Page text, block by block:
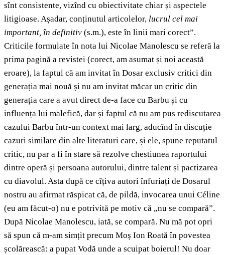
sînt consistente, vizînd cu obiectivitate chiar și aspectele
litigioase. Așadar, conținutul articolelor, lucrul cel mai
important, în definitiv (s.m.), este în linii mari corect”.
Criticile formulate în nota lui Nicolae Manolescu se referă la
prima pagină a revistei (corect, am asumat și noi această
eroare), la faptul că am invitat în Dosar exclusiv critici din
generația mai nouă și nu am invitat măcar un critic din
generația care a avut direct de-a face cu Barbu și cu
influența lui malefică, dar și faptul că nu am pus rediscutarea
cazului Barbu într-un context mai larg, aducînd în discuție
cazuri similare din alte literaturi care, și ele, spune reputatul
critic, nu par a fi în stare să rezolve chestiunea raportului
dintre operă și persoana autorului, dintre talent și pactizarea
cu diavolul. Asta după ce cîțiva autori înfuriați de Dosarul
nostru au afirmat răspicat că, de pildă, invocarea unui Céline
(eu am făcut-o) nu e potrivită pe motiv că „nu se compară”.
După Nicolae Manolescu, iată, se compară. Nu mă pot opri
să spun că m-am simțit precum Moș Ion Roată în povestea
școlărească: a pupat Vodă unde a scuipat boierul! Nu doar